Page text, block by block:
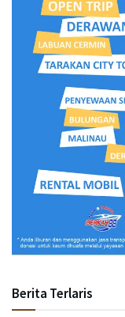
Berita Terlaris